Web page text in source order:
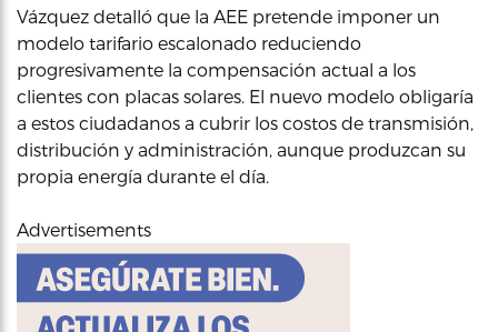
Vázquez detalló que la AEE pretende imponer un
modelo tarifario escalonado reduciendo
progresivamente la compensación actual a los
clientes con placas solares. El nuevo modelo obligaría
a estos ciudadanos a cubrir los costos de transmisión,
distribución y administración, aunque produzcan su
propia energía durante el día.
Advertisements